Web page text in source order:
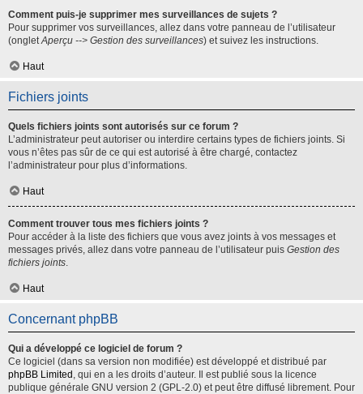
Comment puis-je supprimer mes surveillances de sujets ?
Pour supprimer vos surveillances, allez dans votre panneau de l’utilisateur
(ongletAperçu --> Gestion des surveillances) et suivez les instructions.
Haut
Fichiers joints
Quels fichiers joints sont autorisés sur ce forum ?
L’administrateur peut autoriser ou interdire certains types de fichiers joints. Si
vous n’êtes pas sûr de ce qui est autorisé à être chargé, contactez
l’administrateur pour plus d’informations.
Haut
Comment trouver tous mes fichiers joints ?
Pour accéder à la liste des fichiers que vous avez joints à vos messages et
messages privés, allez dans votre panneau de l’utilisateur puis Gestion des
fichiers joints.
Haut
Concernant phpBB
Qui a développé ce logiciel de forum ?
Ce logiciel (dans sa version non modifiée) est développé et distribué par
phpBB Limited , qui en a les droits d’auteur. Il est publié sous la licence
publique générale GNU version 2 (GPL-2.0) et peut être diffusé librement. Pour